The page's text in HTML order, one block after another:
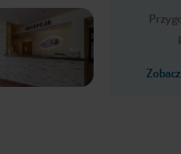
Next slide